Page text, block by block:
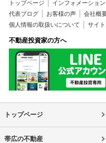
トップページ インフォメーション
代表ブログ
お客様の声 会社概
個人情報の取扱いについて
サイ
不動産投資家の方へ
トップページ
帯広の不動産